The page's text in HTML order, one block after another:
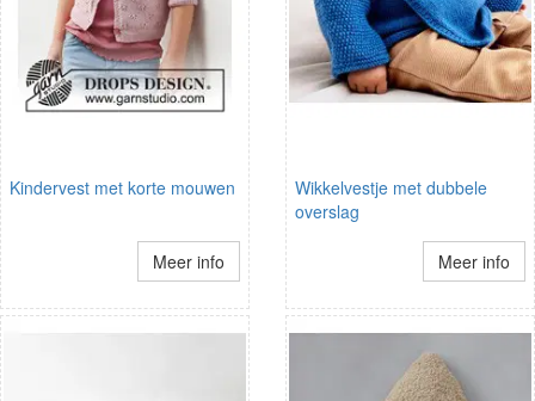
Kindervest met korte mouwen
Meer info
Wikkelvestje met dubbele
overslag
Meer info